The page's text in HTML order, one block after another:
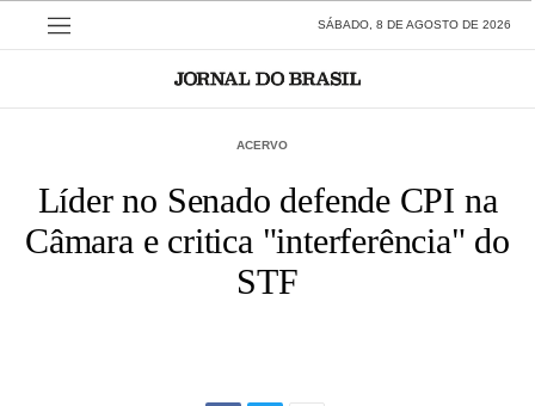
SÁBADO, 8 DE AGOSTO DE 2026
ACERVO
Líder no Senado defende CPI na
Câmara e critica "interferência" do
STF